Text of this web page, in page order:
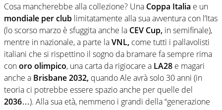
Cosa mancherebbe alla collezione? Una Coppa Italia e un
mondiale per club limitatamente alla sua avventura con l’Itas
(lo scorso marzo è sfuggita anche la CEV Cup, in semifinale),
mentre in nazionale, a parte laVNL, come tutti i pallavolisti
italiani che si rispettino il sogno da bramare fa sempre rima
conoro olimpico, una carta da rigiocare a LA28 e magari
anche a Brisbane 2032, quando Ale avrà solo 30 anni (in
teoria ci potrebbe essere spazio anche per quelle del
2036…). Alla sua età, nemmeno i grandi della “generazione